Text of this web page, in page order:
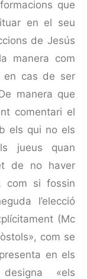
que
en el seu
de Jesús
manera com
en cas de ser
manera que
comentari el
els qui no els
jueus quan
de no haver
com si fossin
l’elecció
(Mc
com se
en els
«els